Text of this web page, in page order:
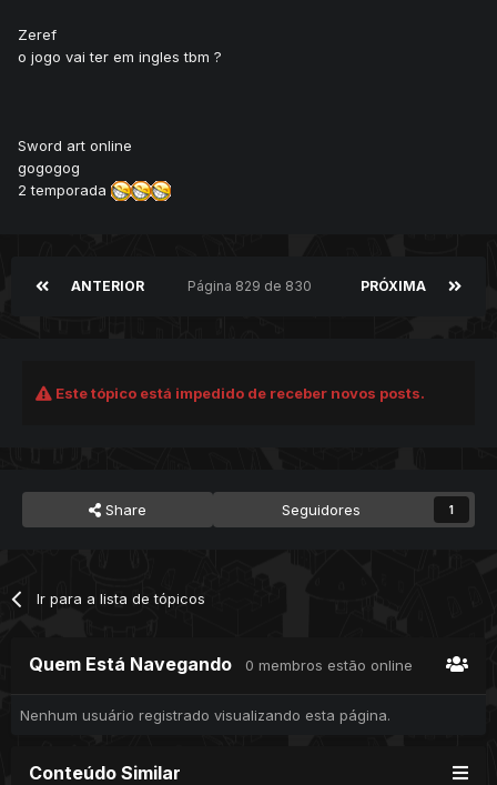
Zeref
o jogo vai ter em ingles tbm ?
Sword art online
gogogog
2 temporada
ANTERIOR PRÓXIMA
Página 829 de 830
Este tópico está impedido de receber novos posts.
Share Seguidores 1
Ir para a lista de tópicos
Quem Está Navegando 0 membros estão online
Nenhum usuário registrado visualizando esta página.
Conteúdo Similar